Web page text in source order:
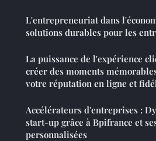
L'entrepreneuriat dans
solutions durables pour les
La puissance de l'expérience
créer des moments
votre réputation en ligne et
Accélérateurs d'entreprises :
start-up grâce à Bpifrance et
personnalisées